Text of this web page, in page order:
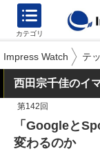
カテゴリ
Impress Watch テ
西田宗千佳のイ
第142回
「Googleと
変わるのか